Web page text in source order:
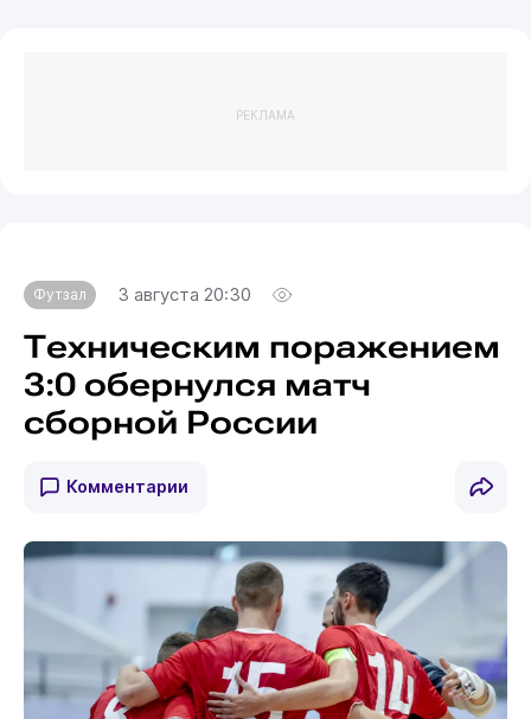
РЕКЛАМА
Футзал 3 августа 20:30
Техническим поражением
3:0 обернулся матч
сборной России
Комментарии